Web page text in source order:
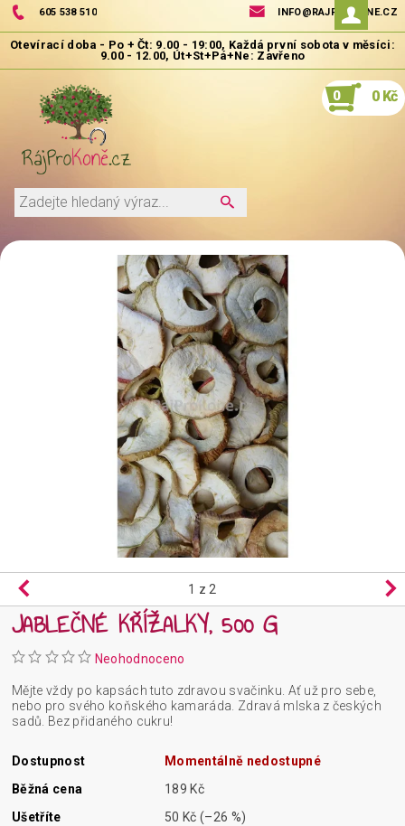
605 538 510 INFO@RAJPROKONE.CZ
0 0 Kč
1 z 2
JABLEČNÉ KŘÍŽALKY, 500 G
Neohodnoceno
Mějte vždy po kapsách tuto zdravou svačinku. Ať už pro sebe,
nebo pro svého koňského kamaráda. Zdravá mlska z českých
sadů. Bez přidaného cukru!
Dostupnost
Momentálně nedostupné
Běžná cena
189 Kč
Ušetříte
50 Kč(–26 %)